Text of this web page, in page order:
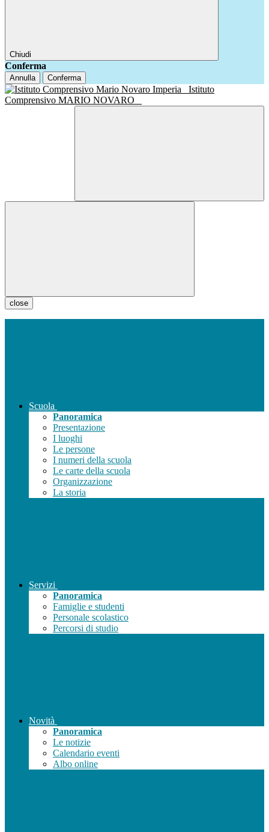
Chiudi
Conferma
Annulla Conferma
Istituto
Comprensivo MARIO NOVARO
close
Scuola
Panoramica
Presentazione
I luoghi
Le persone
I numeri della scuola
Le carte della scuola
Organizzazione
La storia
Servizi
Panoramica
Famiglie e studenti
Personale scolastico
Percorsi di studio
Novità
Panoramica
Le notizie
Calendario eventi
Albo online